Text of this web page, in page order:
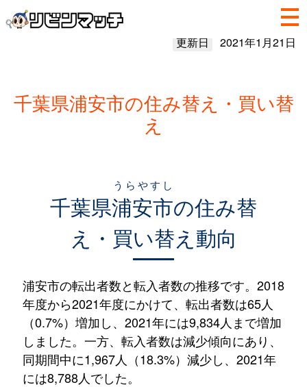
更新日 2021年1月21日
千葉県浦安市の住み替え・買い替
え
千葉県浦安市
うらやすし
の住み替
え・買い替え動向
浦安市の転出者数と転入者数の推移です。2018
年度から2021年度にかけて、転出者数は65人
（0.7%）増加し、2021年には9,834人まで増加
しました。一方、転入者数は減少傾向にあり、
同期間中に1,967人（18.3%）減少し、2021年
には8,788人でした。